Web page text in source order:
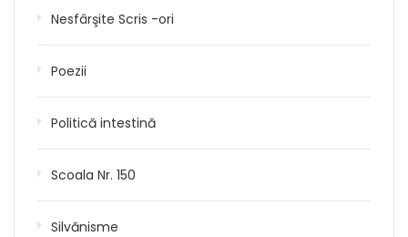
Nesfârşite Scris -ori
Poezii
Politică intestină
Scoala Nr. 150
Silvănisme